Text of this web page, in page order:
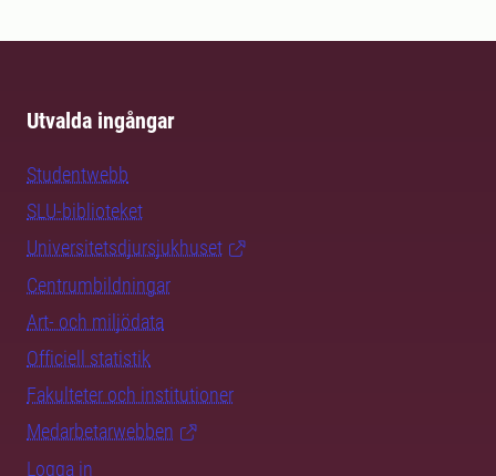
Utvalda ingångar
Studentwebb
SLU-biblioteket
Universitetsdjursjukhuset
Centrumbildningar
Art- och miljödata
Officiell statistik
Fakulteter och institutioner
Medarbetarwebben
Logga in